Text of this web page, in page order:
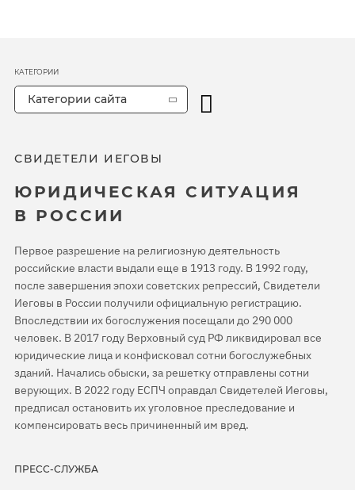
СВИДЕТЕЛИ ИЕГОВЫ
ЮРИДИЧЕСКАЯ СИТУАЦИЯ
В РОССИИ
Первое разрешение на религиозную деятельность
российские власти выдали еще в 1913 году. В 1992 году,
после завершения эпохи советских репрессий, Свидетели
Иеговы в России получили официальную регистрацию.
Впоследствии их богослужения посещали до 290 000
человек. В 2017 году Верховный суд РФ ликвидировал все
юридические лица и конфисковал сотни богослужебных
зданий. Начались обыски, за решетку отправлены сотни
верующих. В 2022 году ЕСПЧ оправдал Свидетелей Иеговы,
предписал остановить их уголовное преследование и
компенсировать весь причиненный им вред.
ПРЕСС-СЛУЖБА
КАТЕГОРИИ
Категории сайта